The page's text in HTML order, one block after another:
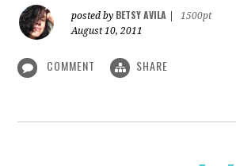
posted by BETSY AVILA
1500pt
August 10, 2011
COMMENT SHARE